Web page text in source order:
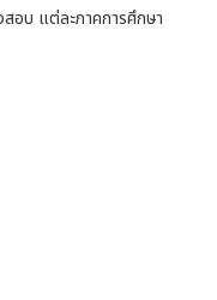
สอบ แต่ละภาคการศึกษา